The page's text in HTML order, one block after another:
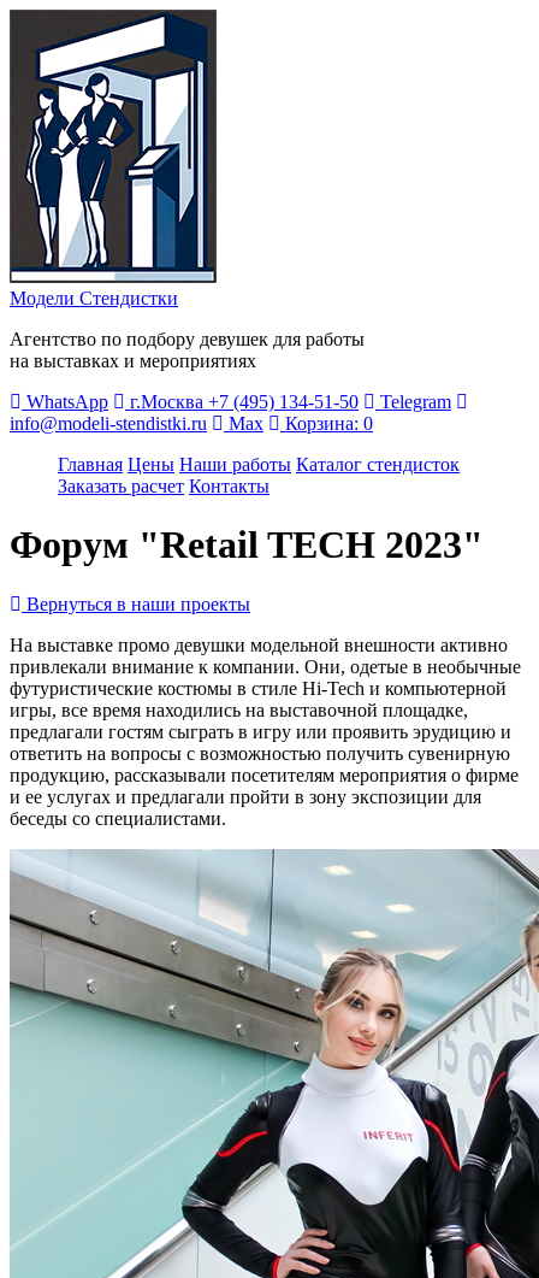
Модели Стендистки
Агентство по подбору девушек для работы
на выставках и мероприятиях
WhatsApp
г.Москва +7 (495) 134-51-50
Telegram
info@modeli-stendistki.ru
Max Корзина: 0
Главная Цены Наши работы Каталог стендисток
Заказать расчет Контакты
Форум "Retail TECH 2023"
Вернуться в наши проекты
На выставке промо девушки модельной внешности активно
привлекали внимание к компании. Они, одетые в необычные
футуристические костюмы в стиле Hi-Tech и компьютерной
игры, все время находились на выставочной площадке,
предлагали гостям сыграть в игру или проявить эрудицию и
ответить на вопросы с возможностью получить сувенирную
продукцию, рассказывали посетителям мероприятия о фирме
и ее услугах и предлагали пройти в зону экспозиции для
беседы со специалистами.